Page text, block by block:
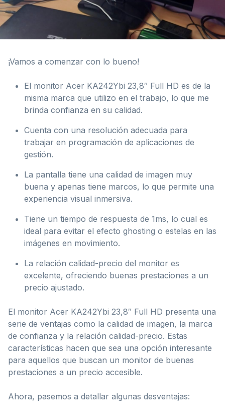
¡Vamos a comenzar con lo bueno!
El monitor Acer KA242Ybi 23,8″ Full HD es de la
misma marca que utilizo en el trabajo, lo que me
brinda confianza en su calidad.
Cuenta con una resolución adecuada para
trabajar en programación de aplicaciones de
gestión.
La pantalla tiene una calidad de imagen muy
buena y apenas tiene marcos, lo que permite una
experiencia visual inmersiva.
Tiene un tiempo de respuesta de 1ms, lo cual es
ideal para evitar el efecto ghosting o estelas en las
imágenes en movimiento.
La relación calidad-precio del monitor es
excelente, ofreciendo buenas prestaciones a un
precio ajustado.
El monitor Acer KA242Ybi 23,8″ Full HD presenta una
serie de ventajas como la calidad de imagen, la marca
de confianza y la relación calidad-precio. Estas
características hacen que sea una opción interesante
para aquellos que buscan un monitor de buenas
prestaciones a un precio accesible.
Ahora, pasemos a detallar algunas desventajas: